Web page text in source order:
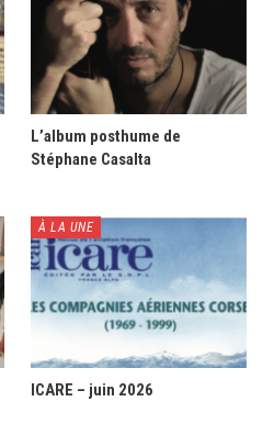
L’album posthume de
Stéphane Casalta
À LA UNE
ICARE – juin 2026